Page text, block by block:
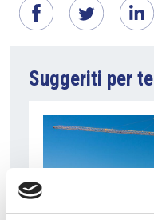
Suggeriti per te